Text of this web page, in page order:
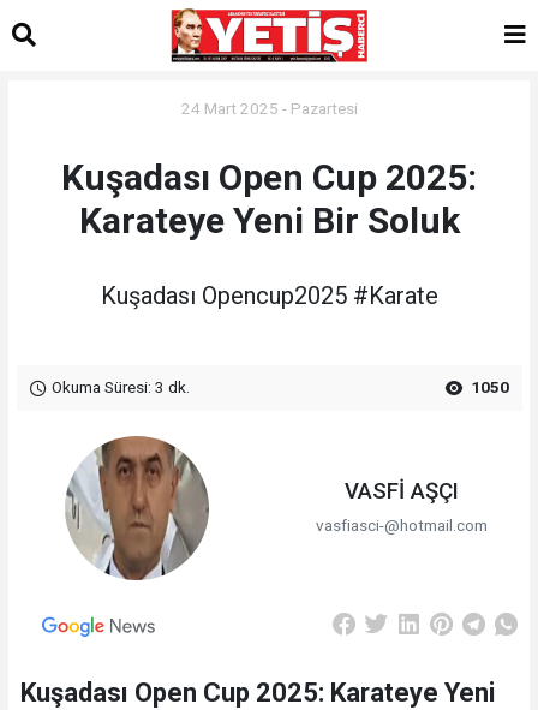
24 Mart 2025 - Pazartesi
Kuşadası Open Cup 2025:
Karateye Yeni Bir Soluk
Kuşadası Opencup2025 #Karate
Okuma Süresi: 3 dk. 1050
VASFİ AŞÇI
vasfiasci-@hotmail.com
Kuşadası Open Cup 2025: Karateye Yeni